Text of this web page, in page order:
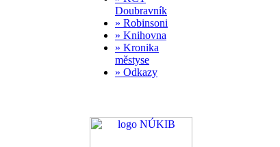
Doubravník
» Robinsoni
» Knihovna
» Kronika
městyse
» Odkazy